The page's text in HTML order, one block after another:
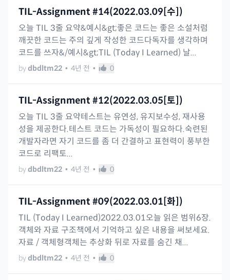
TIL-Assignment #14(2022.03.09[수])
오늘 TIL 3줄 요약&예시&gt;좋은 코드는 좋은 소설처럼
깨끗한 코드는 주의 깊게 작성한 코드다독자를 생각하며
코드를 쓰자&/예시&gt;TIL (Today I Learned) 날...
bydbdltm22 • 4년 전 • 0
TIL-Assignment #12(2022.03.05[토])
오늘 TIL 3줄 요약테스트는 유연성, 유지보수성, 재사용
성을 제공한다.테스트 코드는 가독성이 필요하다.숙련된
개발자라면 자기 코드를 좀 더 간결하고 표현력이 풍부한
코드로 리팩토...
bydbdltm22 • 4년 전 • 0
TIL-Assignment #09(2022.03.01[화])
TIL (Today I Learned)2022.03.01오늘 읽은 범위6장.
객체와 자료 구조책에서 기억하고 싶은 내용을 써보세요.
자료 / 객체형객체는 추상화 뒤로 자료를 숨긴 채...
bydbdltm22 • 4년 전 • 0